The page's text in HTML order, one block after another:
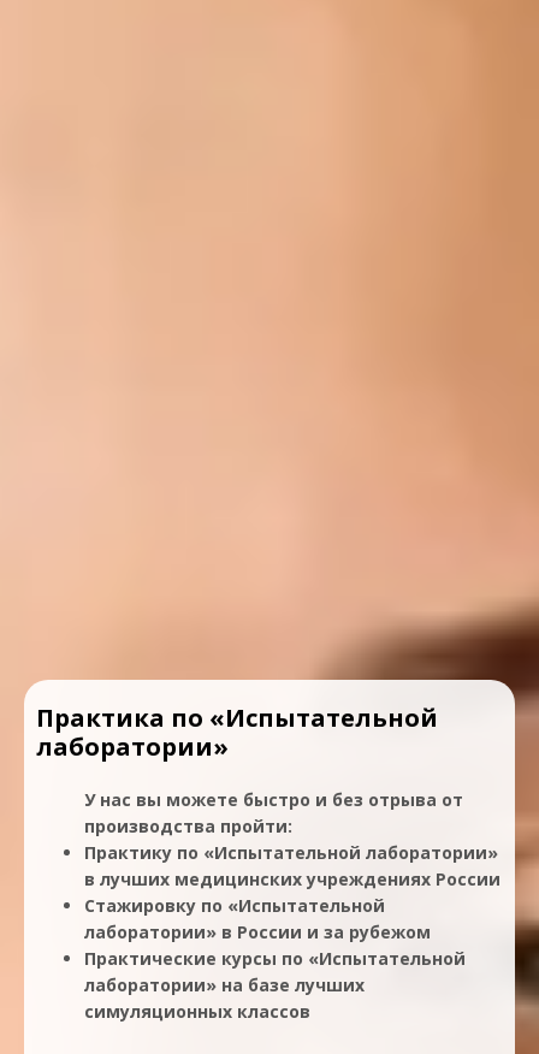
Практика по «Испытательной
лаборатории»
У нас вы можете быстро и без отрыва от
производства пройти:
Практику по «Испытательной лаборатории»
в лучших медицинских учреждениях России
Стажировку по «Испытательной
лаборатории» в России и за рубежом
Практические курсы по «Испытательной
лаборатории» на базе лучших
симуляционных классов